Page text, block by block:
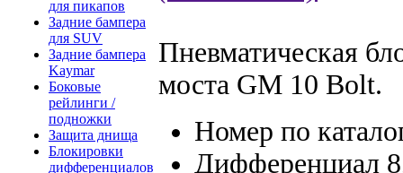
для пикапов
Задние бампера
для SUV
Задние бампера
Kaymar
Боковые
рейлинги /
подножки
Защита днища
Блокировки
дифференциалов
Пневматическая
моста GM 10 Bolt.
Номер по
Дифференциал